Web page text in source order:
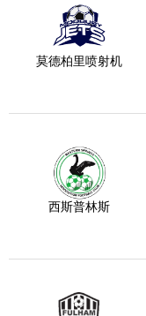
莫德柏里喷射机
西斯普林斯